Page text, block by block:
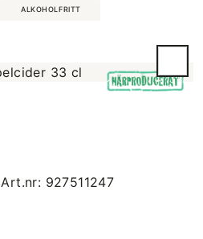
ALKOHOLFRITT
Art.nr: 927511247